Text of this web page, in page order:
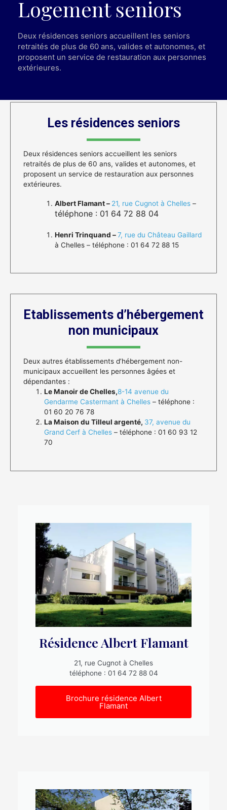
Logement seniors​​
Deux résidences seniors accueillent les seniors
retraités de plus de 60 ans, valides et autonomes, et
proposent un service de restauration aux personnes
extérieures.
Les résidences seniors
Deux résidences seniors accueillent les seniors
retraités de plus de 60 ans, valides et autonomes, et
proposent un service de restauration aux personnes
extérieures.
Albert Flamant – 21, rue Cugnot à Chelles–
téléphone : 01 64 72 88 04
Henri Trinquand –7, rue du Château Gaillard
à Chelles – téléphone : 01 64 72 88 15
Etablissements d’hébergement
non municipaux
Deux autres établissements d’hébergement non-
municipaux accueillent les personnes âgées et
dépendantes :
Le Manoir de Chelles,8-14 avenue du
Gendarme Castermant à Chelles – téléphone :
01 60 20 76 78
La Maison du Tilleul argenté, 37, avenue du
Grand Cerf à Chelles – téléphone : 01 60 93 12
70
Résidence Albert Flamant
21, rue Cugnot à Chelles
téléphone : 01 64 72 88 04
Brochure résidence Albert
Flamant